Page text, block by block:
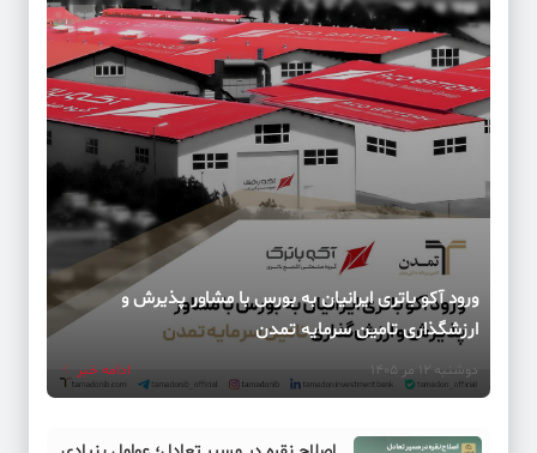
ورود آکو باتری ایرانیان به بورس با مشاور پذیرش و
ارزشگذاری تامین سرمایه تمدن
دوشنبه 12 مر 1405 ادامه خبر